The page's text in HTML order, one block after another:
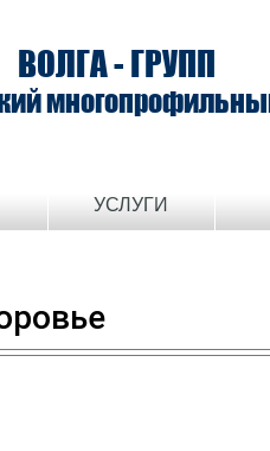
ВОЛГА - ГРУПП
УСЛУГИ